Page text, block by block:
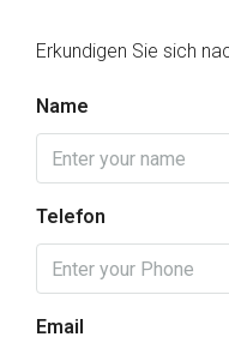
Erkundigen Sie sich
Name
Telefon
Email